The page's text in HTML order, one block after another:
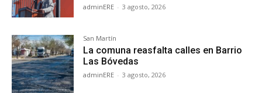
adminERE - 3 agosto, 2026
San Martín
La comuna reasfalta calles en Barrio
Las Bóvedas
adminERE - 3 agosto, 2026